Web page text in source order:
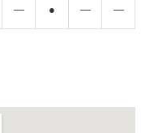
― ● ― ―